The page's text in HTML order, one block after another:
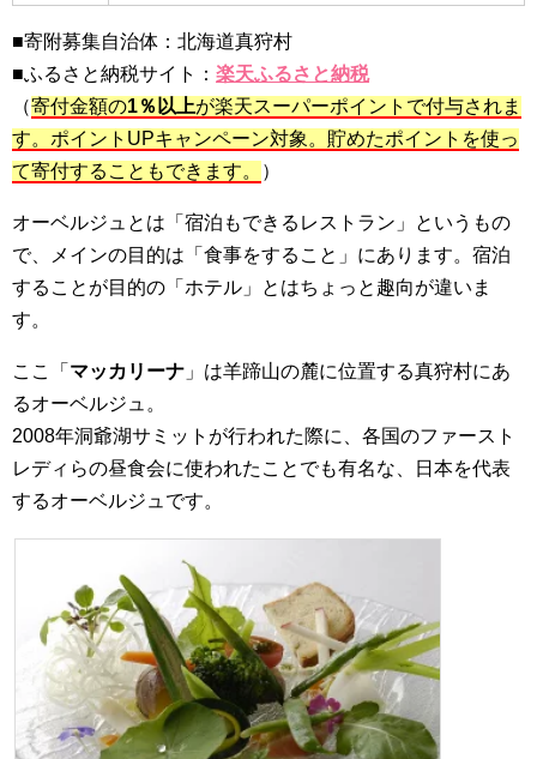
■寄附募集自治体：北海道真狩村
■ふるさと納税サイト： 楽天ふるさと納税
（寄付金額の1％以上が楽天スーパーポイントで付与されま
す。ポイントUPキャンペーン対象。貯めたポイントを使っ
て寄付することもできます。
）
オーベルジュとは「宿泊もできるレストラン」というもの
で、メインの目的は「食事をすること」にあります。宿泊
することが目的の「ホテル」とはちょっと趣向が違いま
す。
ここ「 マッカリーナ 」は羊蹄山の麓に位置する真狩村にあ
るオーベルジュ。
2008年洞爺湖サミットが行われた際に、各国のファースト
レディらの昼食会に使われたことでも有名な、日本を代表
するオーベルジュです。